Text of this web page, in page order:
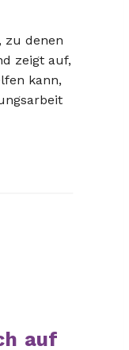
zu denen
zeigt auf,
kann,
auf